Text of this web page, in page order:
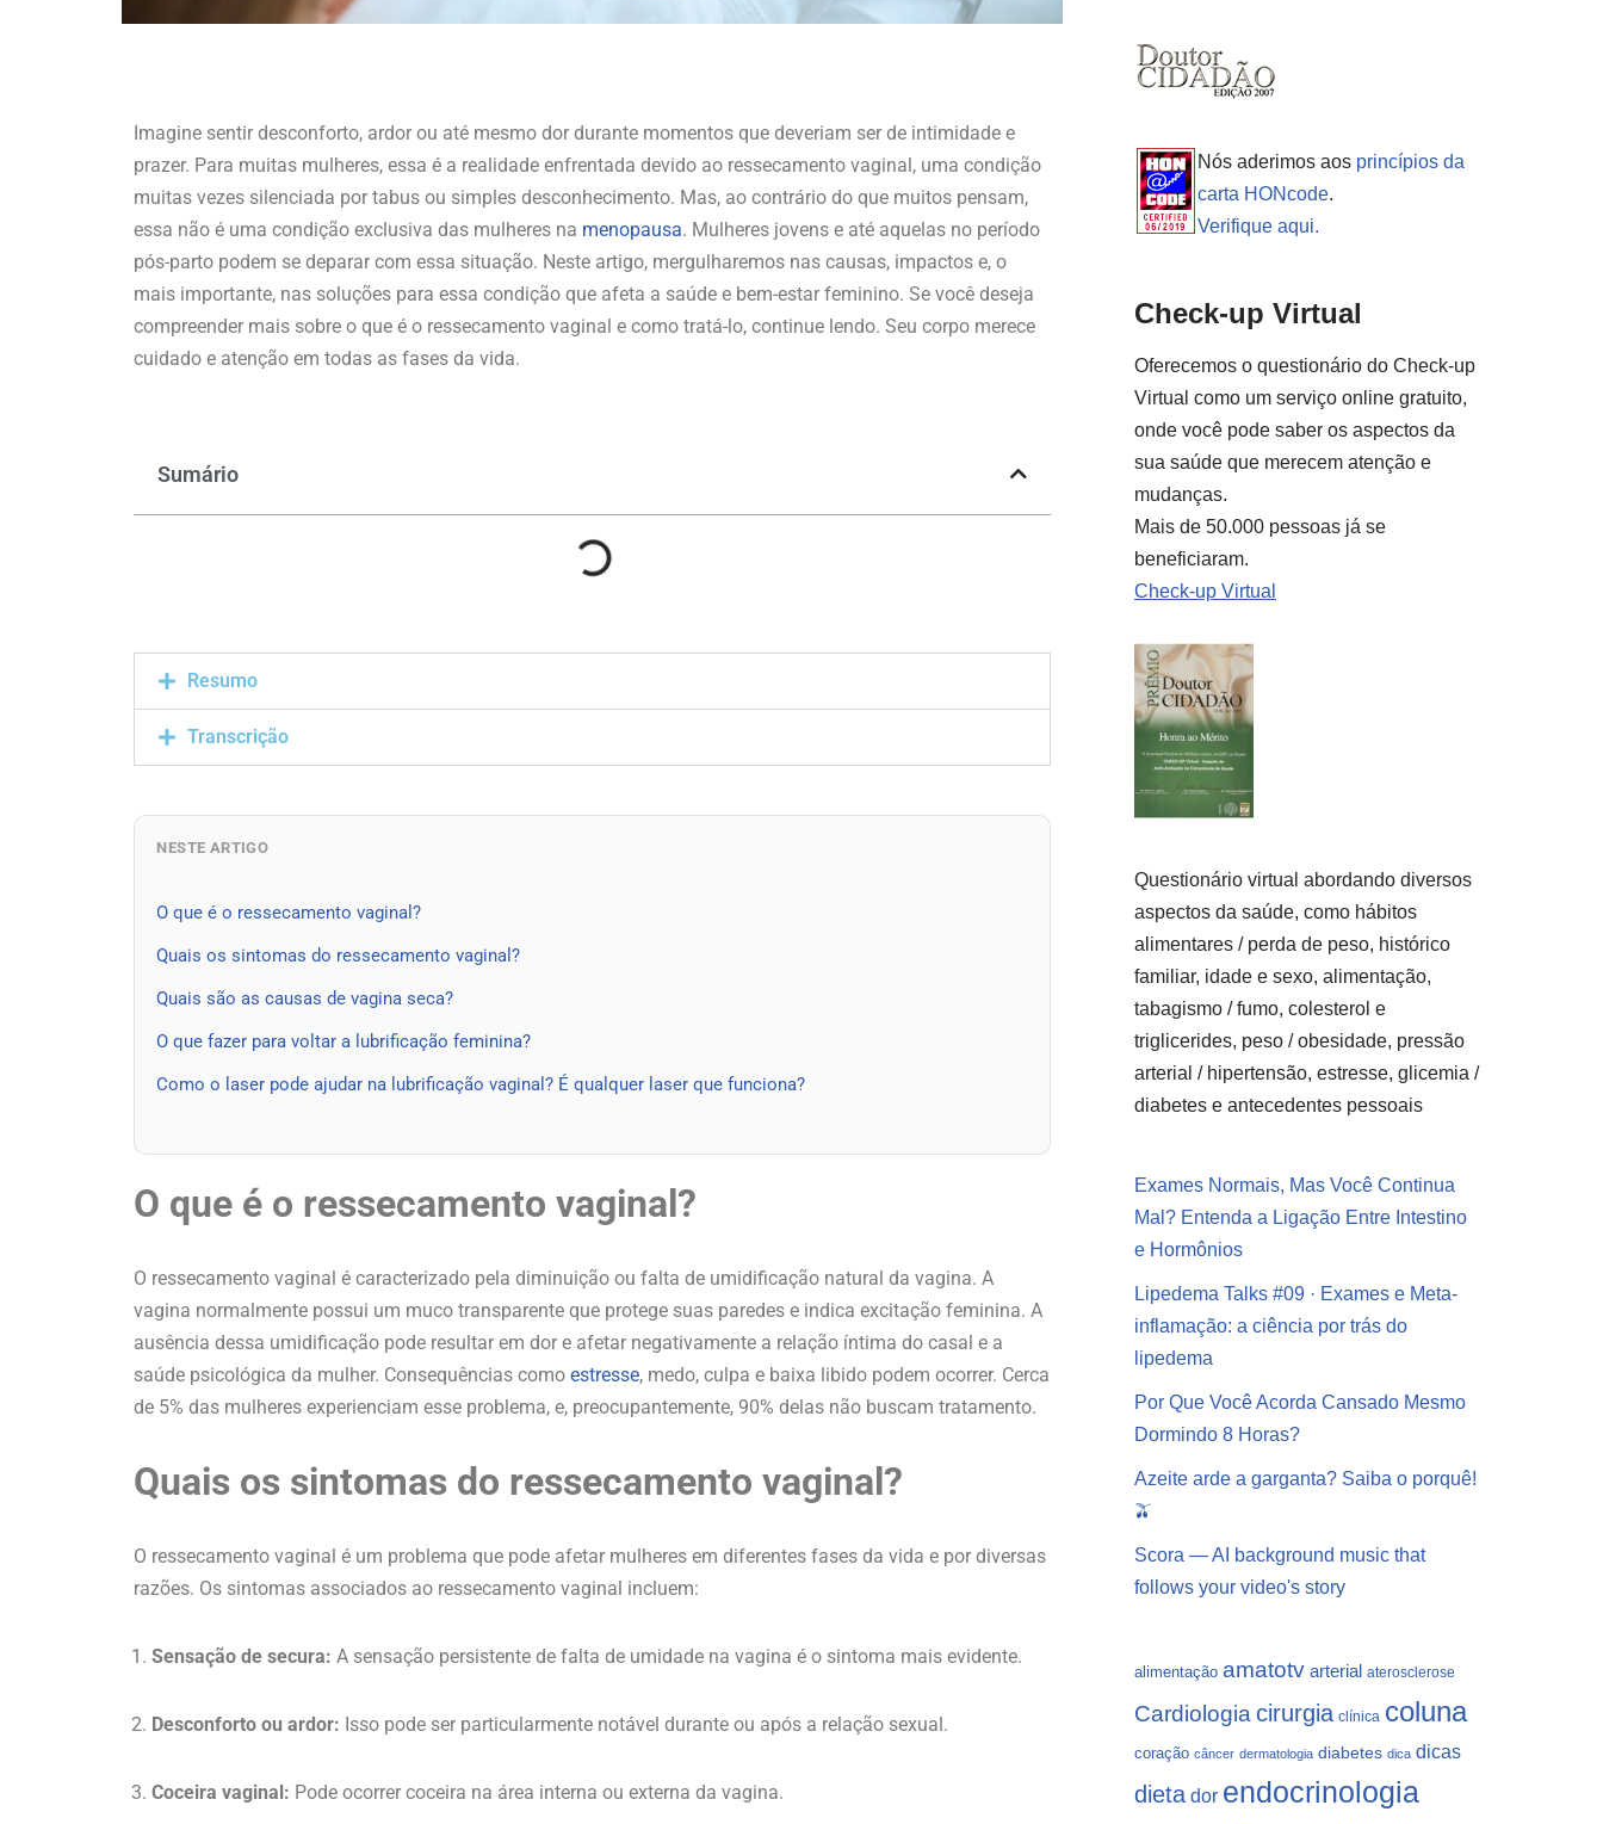
Imagine sentir desconforto, ardor ou até mesmo dor durante momentos que deveriam ser de intimidade e
prazer. Para muitas mulheres, essa é a realidade enfrentada devido ao ressecamento vaginal, uma condição
muitas vezes silenciada por tabus ou simples desconhecimento. Mas, ao contrário do que muitos pensam,
essa não é uma condição exclusiva das mulheres na menopausa. Mulheres jovens e até aquelas no período
pós-parto podem se deparar com essa situação. Neste artigo, mergulharemos nas causas, impactos e, o
mais importante, nas soluções para essa condição que afeta a saúde e bem-estar feminino. Se você deseja
compreender mais sobre o que é o ressecamento vaginal e como tratá-lo, continue lendo. Seu corpo merece
cuidado e atenção em todas as fases da vida.
Sumário
Resumo
Transcrição
NESTE ARTIGO
O que é o ressecamento vaginal?
Quais os sintomas do ressecamento vaginal?
Quais são as causas de vagina seca?
O que fazer para voltar a lubrificação feminina?
Como o laser pode ajudar na lubrificação vaginal? É qualquer laser que funciona?
O que é o ressecamento vaginal?
O ressecamento vaginal é caracterizado pela diminuição ou falta de umidificação natural da vagina. A
vagina normalmente possui um muco transparente que protege suas paredes e indica excitação feminina. A
ausência dessa umidificação pode resultar em dor e afetar negativamente a relação íntima do casal e a
saúde psicológica da mulher. Consequências como estresse, medo, culpa e baixa libido podem ocorrer. Cerca
de 5% das mulheres experienciam esse problema, e, preocupantemente, 90% delas não buscam tratamento.
Quais os sintomas do ressecamento vaginal?
O ressecamento vaginal é um problema que pode afetar mulheres em diferentes fases da vida e por diversas
razões. Os sintomas associados ao ressecamento vaginal incluem:
Sensação de secura: A sensação persistente de falta de umidade na vagina é o sintoma mais evidente.
Desconforto ou ardor: Isso pode ser particularmente notável durante ou após a relação sexual.
Coceira vaginal: Pode ocorrer coceira na área interna ou externa da vagina.
Nós aderimos aos princípios da
carta HONcode.
Verifique aqui.
Check-up Virtual
Oferecemos o questionário do Check-up
Virtual como um serviço online gratuito,
onde você pode saber os aspectos da
sua saúde que merecem atenção e
mudanças.
Mais de 50.000 pessoas já se
beneficiaram.
Check-up Virtual
Questionário virtual abordando diversos
aspectos da saúde, como hábitos
alimentares / perda de peso, histórico
familiar, idade e sexo, alimentação,
tabagismo / fumo, colesterol e
triglicerides, peso / obesidade, pressão
arterial / hipertensão, estresse, glicemia /
diabetes e antecedentes pessoais
Exames Normais, Mas Você Continua
Mal? Entenda a Ligação Entre Intestino
e Hormônios
Lipedema Talks #09 · Exames e Meta-
inflamação: a ciência por trás do
lipedema
Por Que Você Acorda Cansado Mesmo
Dormindo 8 Horas?
Azeite arde a garganta? Saiba o porquê!
🫒
Scora — AI background music that
follows your video's story
alimentação amatotv arterial aterosclerose
Cardiologia cirurgia clínica coluna
coração câncer dermatologia diabetes dica dicas
dieta dor endocrinologia